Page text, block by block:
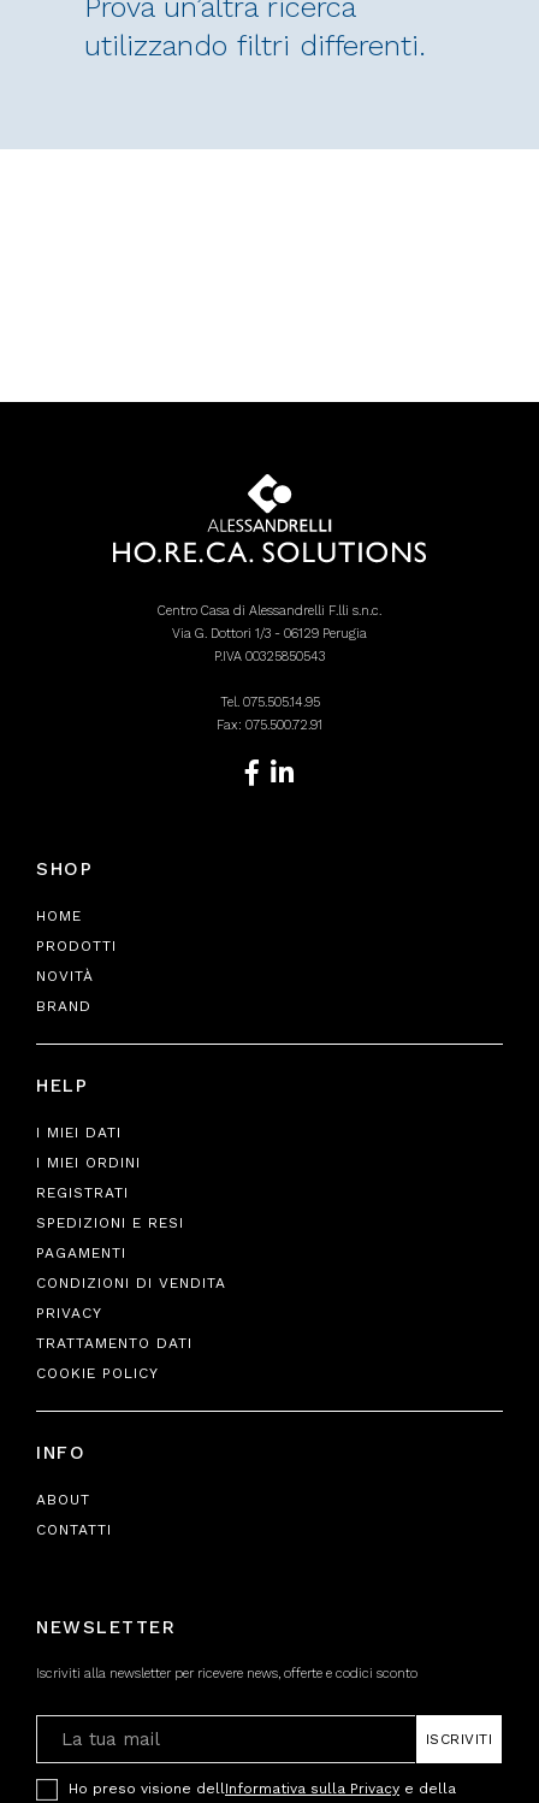
Prova un’altra ricerca
utilizzando filtri differenti.
Centro Casa di Alessandrelli F.lli s.n.c.
Via G. Dottori 1/3 - 06129 Perugia
P.IVA 00325850543
Tel. 075.505.14.95
Fax: 075.500.72.91
SHOP
HOME
PRODOTTI
NOVITÀ
BRAND
HELP
I MIEI DATI
I MIEI ORDINI
REGISTRATI
SPEDIZIONI E RESI
PAGAMENTI
CONDIZIONI DI VENDITA
PRIVACY
TRATTAMENTO DATI
COOKIE POLICY
INFO
ABOUT
CONTATTI
NEWSLETTER
Iscriviti alla newsletter per ricevere news, offerte e codici sconto
ISCRIVITI
Ho preso visione dell Informativa sulla Privacy e della